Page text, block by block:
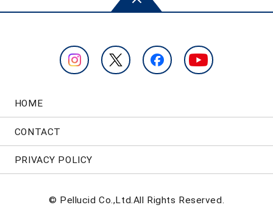
HOME
CONTACT
PRIVACY POLICY
© Pellucid Co.,Ltd.All Rights Reserved.